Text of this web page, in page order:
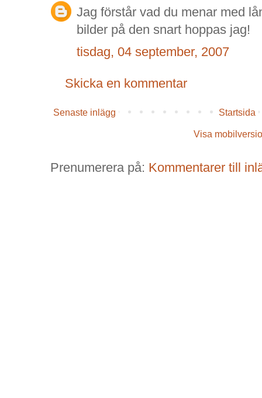
Jag förstår vad du menar med
bilder på den snart hoppas jag!
tisdag, 04 september, 2007
Skicka en kommentar
Senaste inlägg Startsida
Visa
Prenumerera på: Kommentarer till